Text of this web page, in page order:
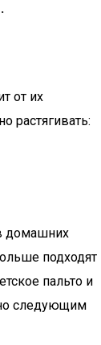
от их
растягивать:
домашних
подходят
пальто и
следующим